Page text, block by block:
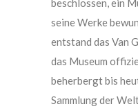
beschlossen, ein
seine Werke
entstand das Van
das Museum
beherbergt bis
Sammlung der